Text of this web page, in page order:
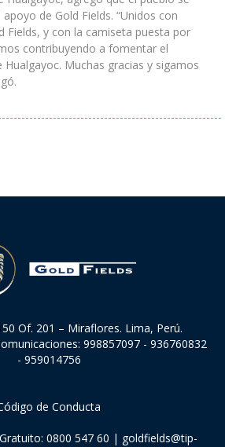
de Gold Fields. “Unidos con
Fields, y con la camiseta puesta por
contribuyendo a fomentar el
Muchas gracias y sigamos
Of. 201 – Miraflores. Lima, Perú.
998857097 - 936760832
- 959014756
de Conducta
0800 547 60 | goldfields@tip-